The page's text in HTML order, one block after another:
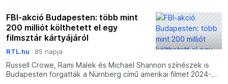
FBI-akció Budapesten: több mint
200 milliót költhetett el egy
filmsztár kártyájáról
RTL.hu 85 napja
Russell Crowe, Rami Malek és Michael Shannon színészek is
Budapesten forgatták a Nürnberg című amerikai filmet 2024-